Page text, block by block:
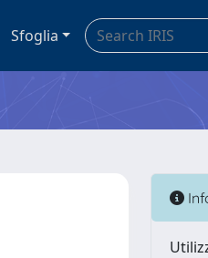
Sfoglia